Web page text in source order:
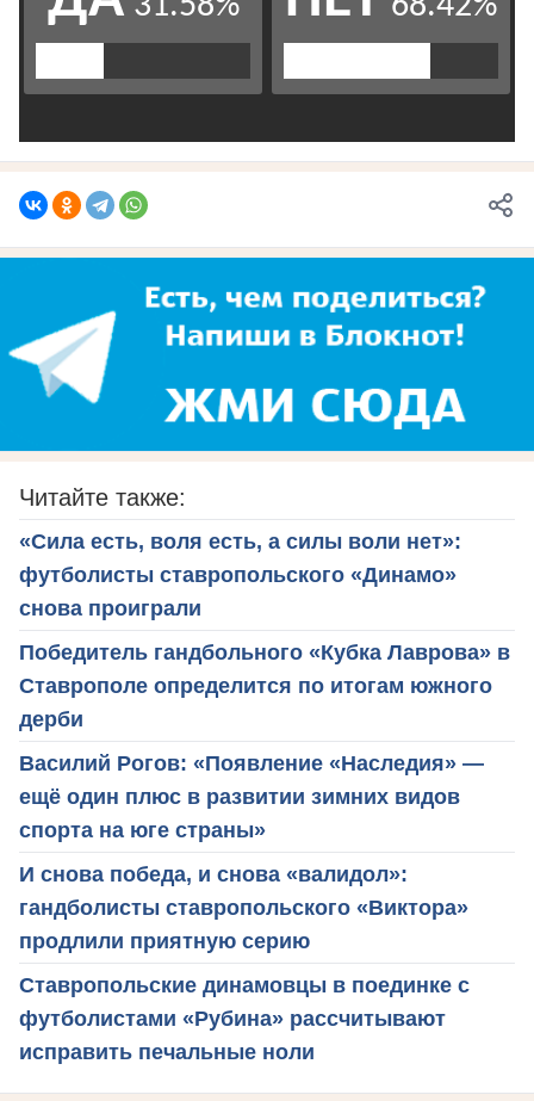
Читайте также:
«Сила есть, воля есть, а силы воли нет»:
футболисты ставропольского «Динамо»
снова проиграли
Победитель гандбольного «Кубка Лаврова» в
Ставрополе определится по итогам южного
дерби
Василий Рогов: «Появление «Наследия» —
ещё один плюс в развитии зимних видов
спорта на юге страны»
И снова победа, и снова «валидол»:
гандболисты ставропольского «Виктора»
продлили приятную серию
Ставропольские динамовцы в поединке с
футболистами «Рубина» рассчитывают
исправить печальные ноли